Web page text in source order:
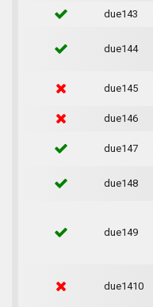
due143
due144
due145
due146
due147
due148
due149
due1410